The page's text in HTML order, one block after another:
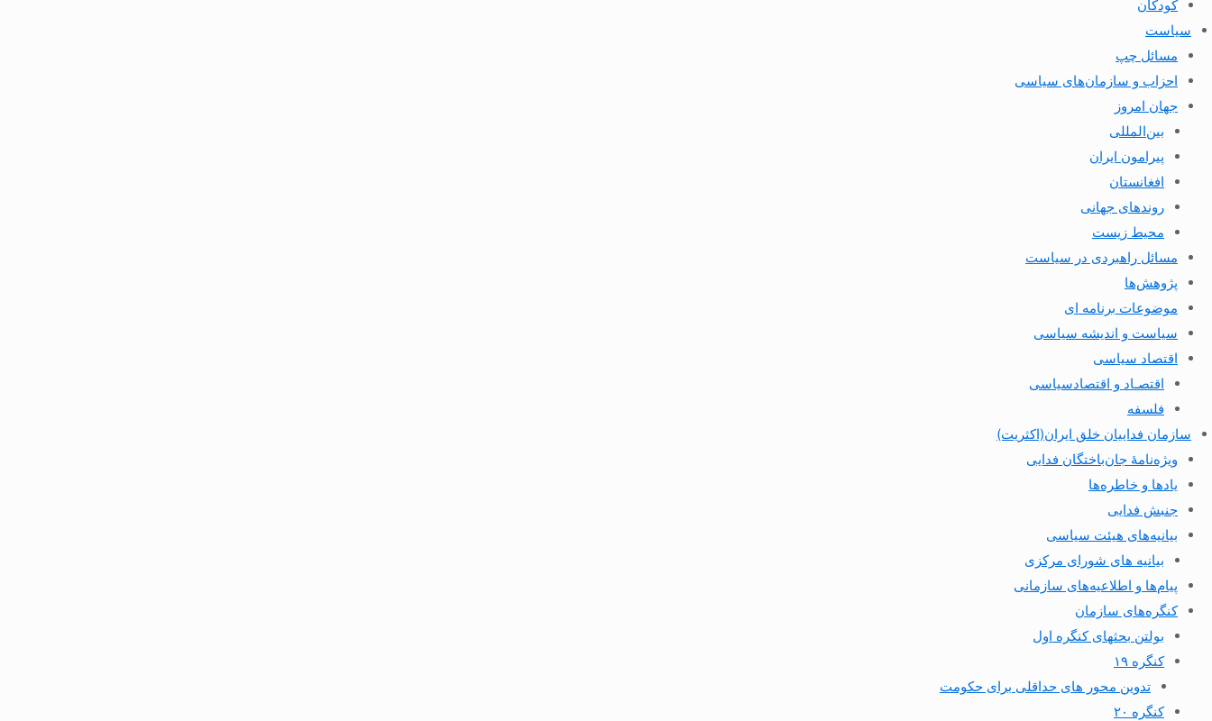
کودکان
سیاست
مسائل چپ
احزاب و سازمان‌های سیاسی
جهان امروز
بین‌المللی
پیرامون ایران
افغانستان
روندهای جهانی
محیط زیست
مسائل راهبردی در سیاست
پژوهش‌ها
موضوعات برنامه ای
سیاست و اندیشه سیاسی
اقتصاد سیاسی
اقتصـاد و اقتصاد‌سیاسی
فلسفه
سازمان فداییان خلق ایران(اکثریت)
ویژه‌نامهٔ جان‌باختگان فدایی
یادها و خاطره‌ها
جنبش فدایی
بیانیه‌های هیئت سیاسی
بیانیه های شورای مرکزی
پیام‌ها و اطلاعیه‌های سازمانی
کنگره‌های سازمان
بولتن بحثهای کنگره اول
کنگره ۱۹
تدوین محور های حداقلی برای حکومت
کنگره ۲۰